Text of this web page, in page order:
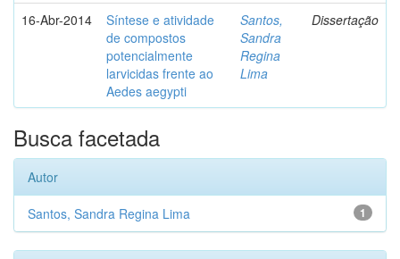
16-Abr-2014
Síntese e atividade
de compostos
potencialmente
larvicidas frente ao
Aedes aegypti
Santos,
Sandra
Regina
Lima
Dissertação
Busca facetada
Autor
1
Santos, Sandra Regina Lima